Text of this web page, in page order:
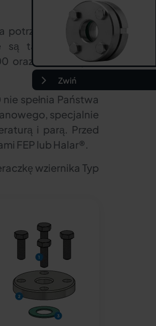
Zwiń
potrzeb, z bogatej
są także bardziej
oraz wiele innych
spełnia Państwa
specjalnie
i parą. Przed
FEP lub Halar®.
wziernika Typ